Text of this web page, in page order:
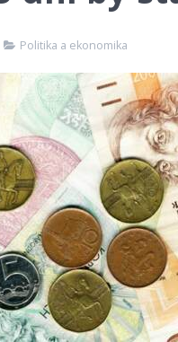
Politika a ekonomika